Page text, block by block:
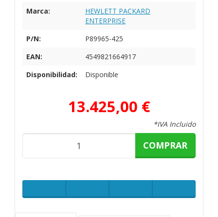
Marca:
HEWLETT PACKARD
ENTERPRISE
P/N:
P89965-425
EAN:
4549821664917
Disponibilidad:
Disponible
13.425,00 €
*IVA Incluido
COMPRAR